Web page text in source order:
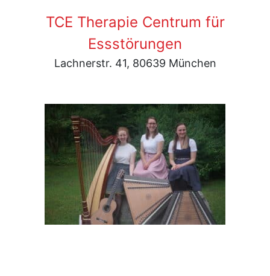
TCE Therapie Centrum für
Essstörungen
Lachnerstr. 41, 80639 München